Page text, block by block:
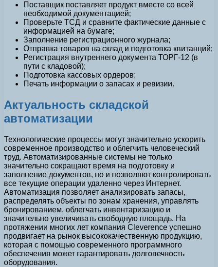
Поставщик поставляет продукт вместе со всей
необходимой документацией;
Проверьте ТСД и сравните фактические данные с
информацией на бумаге;
Заполнение регистрационного журнала;
Отправка товаров на склад и подготовка квитанций;
Регистрация внутреннего документа ТОРГ-12 (в
пути с кладовой);
Подготовка кассовых ордеров;
Печать информации о запасах и ревизии.
Актуальность складской
автоматизации
Технологические процессы могут значительно ускорить
современное производство и облегчить человеческий
труд. Автоматизированные системы не только
значительно сокращают время на подготовку и
заполнение документов, но и позволяют контролировать
все текущие операции удаленно через Интернет.
Автоматизация позволяет анализировать запасы,
распределять объекты по зонам хранения, управлять
бронированием, облегчать инвентаризацию и
значительно увеличивать свободную площадь. На
протяжении многих лет компания Cleverence успешно
продвигает на рынок высококачественную продукцию,
которая с помощью современного программного
обеспечения может гарантировать долговечность
оборудования.